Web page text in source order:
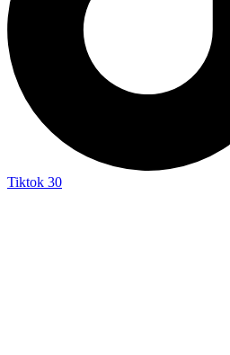
Tiktok 30